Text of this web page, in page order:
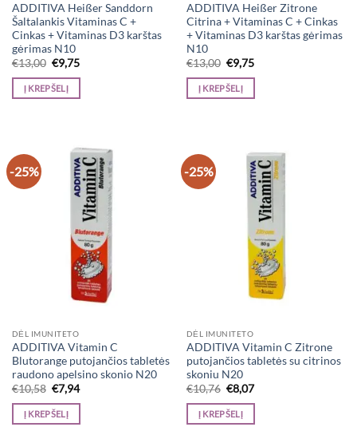
ADDITIVA Heißer Sanddorn
Šaltalankis Vitaminas C +
Cinkas + Vitaminas D3 karštas
gėrimas N10
€13,00 Original
price
was:
€13,00.
€9,75Current
is:
Į KREPŠELĮ
ADDITIVA Heißer Zitrone
Citrina + Vitaminas C + Cinkas
+ Vitaminas D3 karštas gėrimas
N10
€13,00 Original
price
was:
€13,00.
€9,75Current
is:
Į KREPŠELĮ
-25%
DĖL IMUNITETO
ADDITIVA Vitamin C
Blutorange putojančios tabletės
raudono apelsino skonio N20
€10,58 Original
price
was:
€10,58.
€7,94Current
is:
Į KREPŠELĮ
-25%
DĖL IMUNITETO
ADDITIVA Vitamin C Zitrone
putojančios tabletės su citrinos
skoniu N20
€10,76 Original
price
was:
€10,76.
€8,07Current
is:
Į KREPŠELĮ